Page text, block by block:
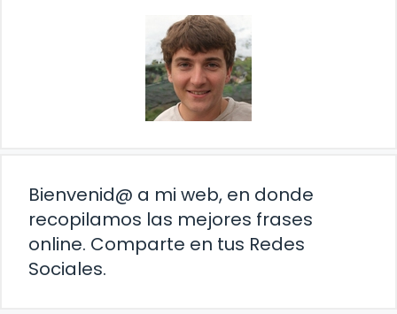
Bienvenid@ a mi web, en donde
recopilamos las mejores frases
online. Comparte en tus Redes
Sociales.